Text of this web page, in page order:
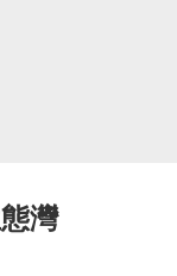
灣